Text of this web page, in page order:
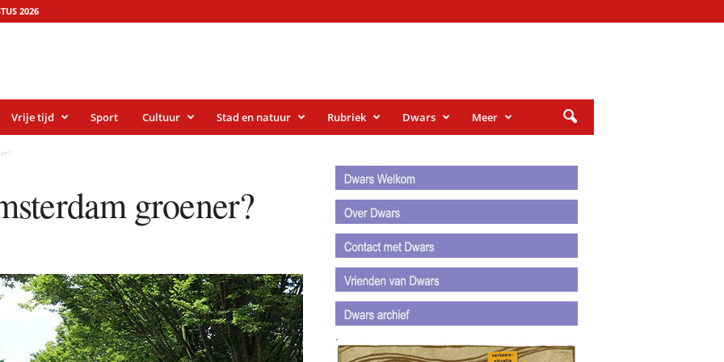
2026
Vrije tijd Sport Cultuur Stad en natuur Rubriek Dwars Meer
groener?
.